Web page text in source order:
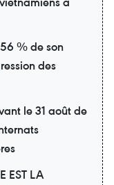
% de son
des
le 31 août de
EST LA